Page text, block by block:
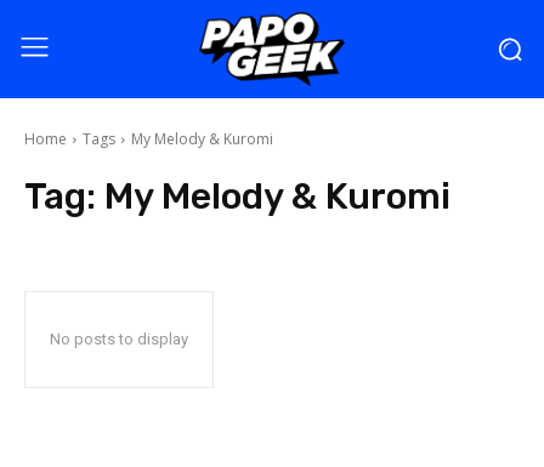
Home Tags My Melody & Kuromi
Tag: My Melody & Kuromi
No posts to display